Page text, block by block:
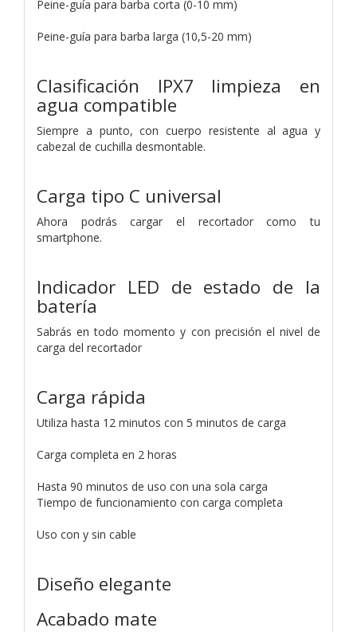
Peine-guía para barba corta (0-10 mm)
Peine-guía para barba larga (10,5-20 mm)
Clasificación IPX7 limpieza en
agua compatible
Siempre a punto, con cuerpo resistente al agua y
cabezal de cuchilla desmontable.
Carga tipo C universal
Ahora podrás cargar el recortador como tu
smartphone.
Indicador LED de estado de la
batería
Sabrás en todo momento y con precisión el nivel de
carga del recortador
Carga rápida
Utiliza hasta 12 minutos con 5 minutos de carga
Carga completa en 2 horas
Hasta 90 minutos de uso con una sola carga
Tiempo de funcionamiento con carga completa
Uso con y sin cable
Diseño elegante
Acabado mate